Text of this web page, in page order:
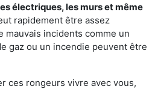
électriques, les murs et même
rapidement être assez
mauvais incidents comme un
gaz ou un incendie peuvent être
ces rongeurs vivre avec vous,